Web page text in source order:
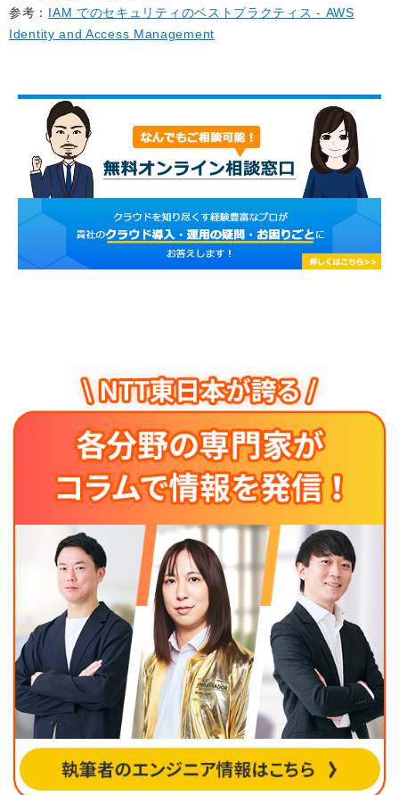
参考： IAM でのセキュリティのベストプラクティス - AWS
Identity and Access Management